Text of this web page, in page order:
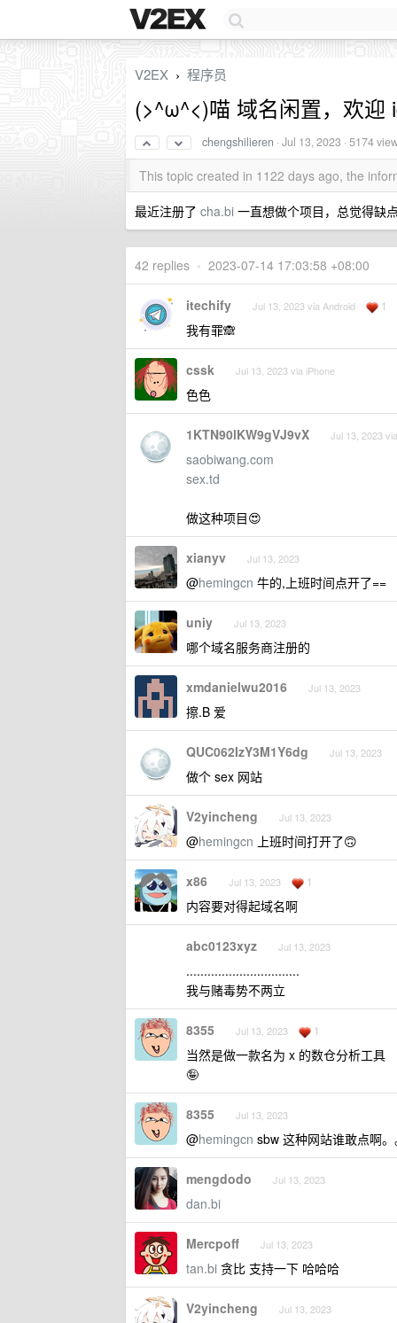
V2EX › 程序员
(>^ω^<)喵 域名闲置，欢迎
chengshilieren ·Jul 13, 2023 · 5174
This topic created in 1122 days ago, the
最近注册了 cha.bi 一直想做个项目，总觉得缺
42 replies • 2023-07-14 17:03:58 +08:00
itechify Jul 13, 2023 via Android 1
我有罪🙈
cssk Jul 13, 2023 via iPhone
色色
1KTN90lKW9gVJ9vX Jul 13, 2023
saobiwang.com
sex.td
做这种项目😍
xianyv Jul 13, 2023
@hemingcn 牛的,上班时间点开了==
uniy Jul 13, 2023
哪个域名服务商注册的
xmdanielwu2016 Jul 13, 2023
擦.B 爱
QUC062IzY3M1Y6dg Jul 13, 2023
做个 sex 网站
V2yincheng Jul 13, 2023
@hemingcn 上班时间打开了🙃
x86 Jul 13, 2023 1
内容要对得起域名啊
abc0123xyz Jul 13, 2023
................................
我与赌毒势不两立
8355 Jul 13, 2023 1
当然是做一款名为 x 的数仓分析工具
🤪
8355 Jul 13, 2023
@hemingcn sbw 这种网站谁敢点啊。
mengdodo Jul 13, 2023
dan.bi
Mercpoff Jul 13, 2023
tan.bi 贪比 支持一下 哈哈哈
V2yincheng Jul 13, 2023